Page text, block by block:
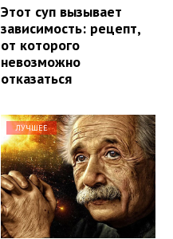
Этот суп вызывает
зависимость: рецепт,
от которого
невозможно
отказаться
ЛУЧШЕЕ